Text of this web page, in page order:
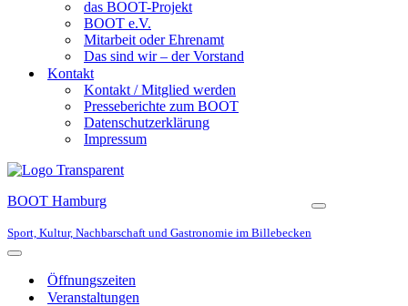
das BOOT-Projekt
BOOT e.V.
Mitarbeit oder Ehrenamt
Das sind wir – der Vorstand
Kontakt
Kontakt / Mitglied werden
Presseberichte zum BOOT
Datenschutzerklärung
Impressum
BOOT Hamburg
Sport, Kultur, Nachbarschaft und Gastronomie im Billebecken
Navigationsmenü
Navigationsmenü
Öffnungszeiten
Veranstaltungen